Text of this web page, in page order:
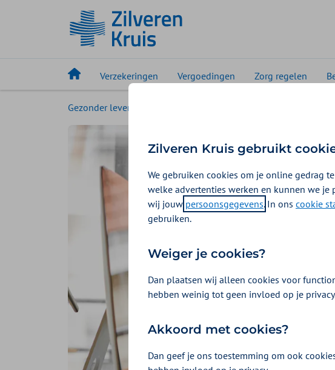
Verzekeringen Vergoedingen Zorg regelen
Gezonder leven
Zilveren Kruis gebruikt
We gebruiken cookies om je online gedrag
welke advertenties werken en kunnen we je
wij jouw persoonsgegevens. In ons cookie
gebruiken.
Weiger je cookies?
Dan plaatsen wij alleen cookies voor
hebben weinig tot geen invloed op je
Akkoord met cookies?
Dan geef je ons toestemming om ook